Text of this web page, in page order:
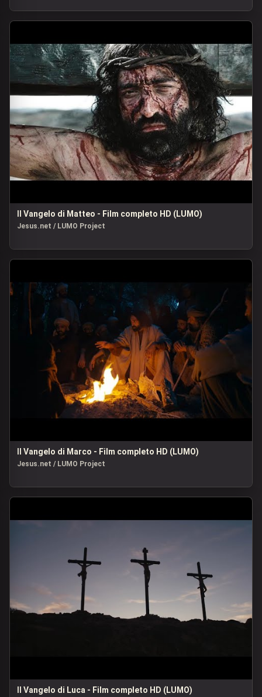
Il Vangelo di Matteo - Film completo HD (LUMO)
Jesus.net / LUMO Project
Il Vangelo di Marco - Film completo HD (LUMO)
Jesus.net / LUMO Project
Il Vangelo di Luca - Film completo HD (LUMO)